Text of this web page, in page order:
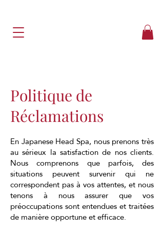
Politique de
Réclamations
En Japanese Head Spa, nous prenons très
au sérieux la satisfaction de nos clients.
Nous comprenons que parfois, des
situations peuvent survenir qui ne
correspondent pas à vos attentes, et nous
tenons à nous assurer que vos
préoccupations sont entendues et traitées
de manière opportune et efficace.